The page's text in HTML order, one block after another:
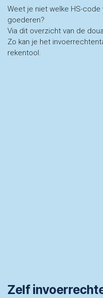
Weet je niet welke HS-
goederen?
Via dit overzicht van de
Zo kan je het
rekentool.
Zelf